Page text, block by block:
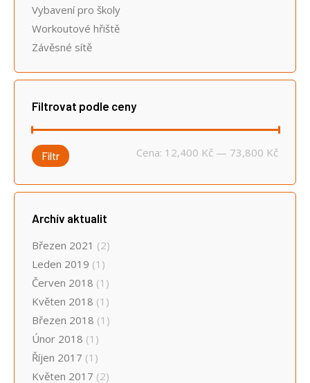
Vybavení pro školy
Workoutové hřiště
Závěsné sítě
Filtrovat podle ceny
Filtr Cena: 12,400 Kč — 73,800 Kč
Archív aktualit
Březen 2021 (2)
Leden 2019 (1)
Červen 2018 (1)
Květen 2018 (1)
Březen 2018 (1)
Únor 2018 (1)
Říjen 2017 (1)
Květen 2017 (2)